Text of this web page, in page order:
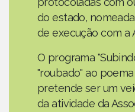
do estado,
de execução com a
O programa
"roubado" ao
pretende ser um
da atividade da